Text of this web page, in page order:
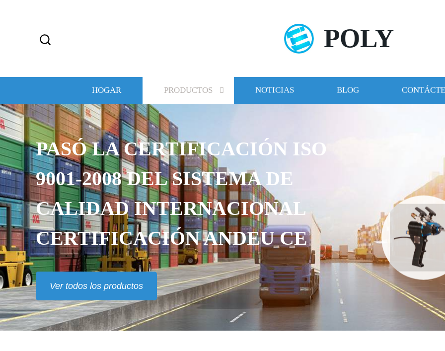
POLY
HOGAR PRODUCTOS NOTICIAS BLOG
PASÓ LA CERTIFICACIÓN ISO
9001-2008 DEL SISTEMA DE
CALIDAD INTERNACIONAL
CERTIFICACIÓN ANDEU CE
Ver todos los productos